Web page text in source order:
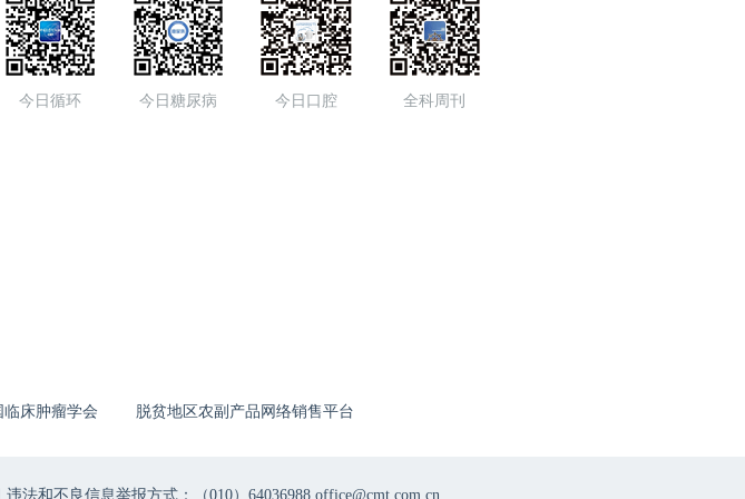
今日循环 今日糖尿病 今日口腔 全科周刊
临床肿瘤学会 脱贫地区农副产品网络销售平台
｜违法和不良信息举报方式：（010）64036988 office@cmt.com.cn